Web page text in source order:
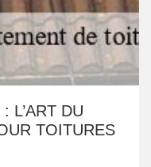
L’ART DU
TOITURES